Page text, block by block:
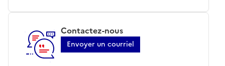
Contactez-nous
Envoyer un courriel